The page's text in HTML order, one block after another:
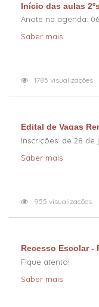
Início das aulas
Anote na agenda:
Saber mais
1785 visualizações
Edital de Vagas
Inscrições: de 28
Saber mais
955 visualizações
Recesso Escolar -
Fique atento!
Saber mais